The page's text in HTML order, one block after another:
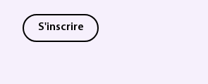
S'inscrire